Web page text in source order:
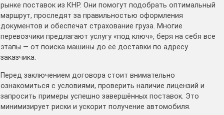
рынке поставок из КНР. Они помогут подобрать оптимальный
маршрут, проследят за правильностью оформления
документов и обеспечат страхование груза. Многие
перевозчики предлагают услугу «под ключ», беря на себя все
этапы — от поиска машины до её доставки по адресу
заказчика.
Перед заключением договора стоит внимательно
ознакомиться с условиями, проверить наличие лицензий и
запросить примеры успешно завершённых поставок. Это
минимизирует риски и ускорит получение автомобиля.